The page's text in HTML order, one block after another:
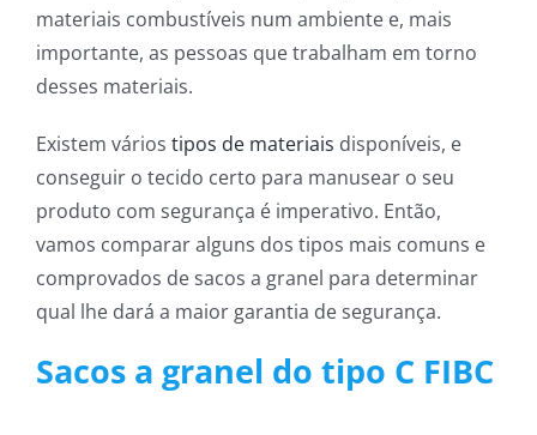
materiais combustíveis num ambiente e, mais
importante, as pessoas que trabalham em torno
desses materiais.
Existem vários tipos de materiais disponíveis, e
conseguir o tecido certo para manusear o seu
produto com segurança é imperativo. Então,
vamos comparar alguns dos tipos mais comuns e
comprovados de sacos a granel para determinar
qual lhe dará a maior garantia de segurança.
Sacos a granel do tipo C FIBC